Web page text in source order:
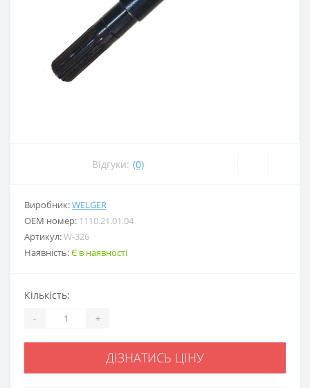
Відгуки: (0)
Виробник:WELGER
ОЕМ номер: 1110.21.01.04
Артикул:W-326
Наявність:Є в наявності
Кількість:
- +
ДІЗНАТИСЬ ЦІНУ